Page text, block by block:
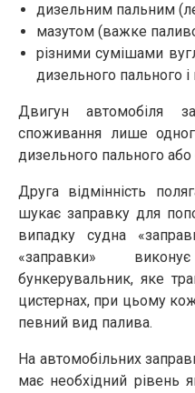
дизельним пальним
мазутом (важке
різними сумішами
дизельного пального і
Двигун автомобіля
споживання лише
дизельного пального або
Друга відмінність
шукає заправку для
випадку судна
«заправки»
бункерувальник, яке
цистернах, при цьому
певний вид палива.
На автомобільних
має необхідний рівень